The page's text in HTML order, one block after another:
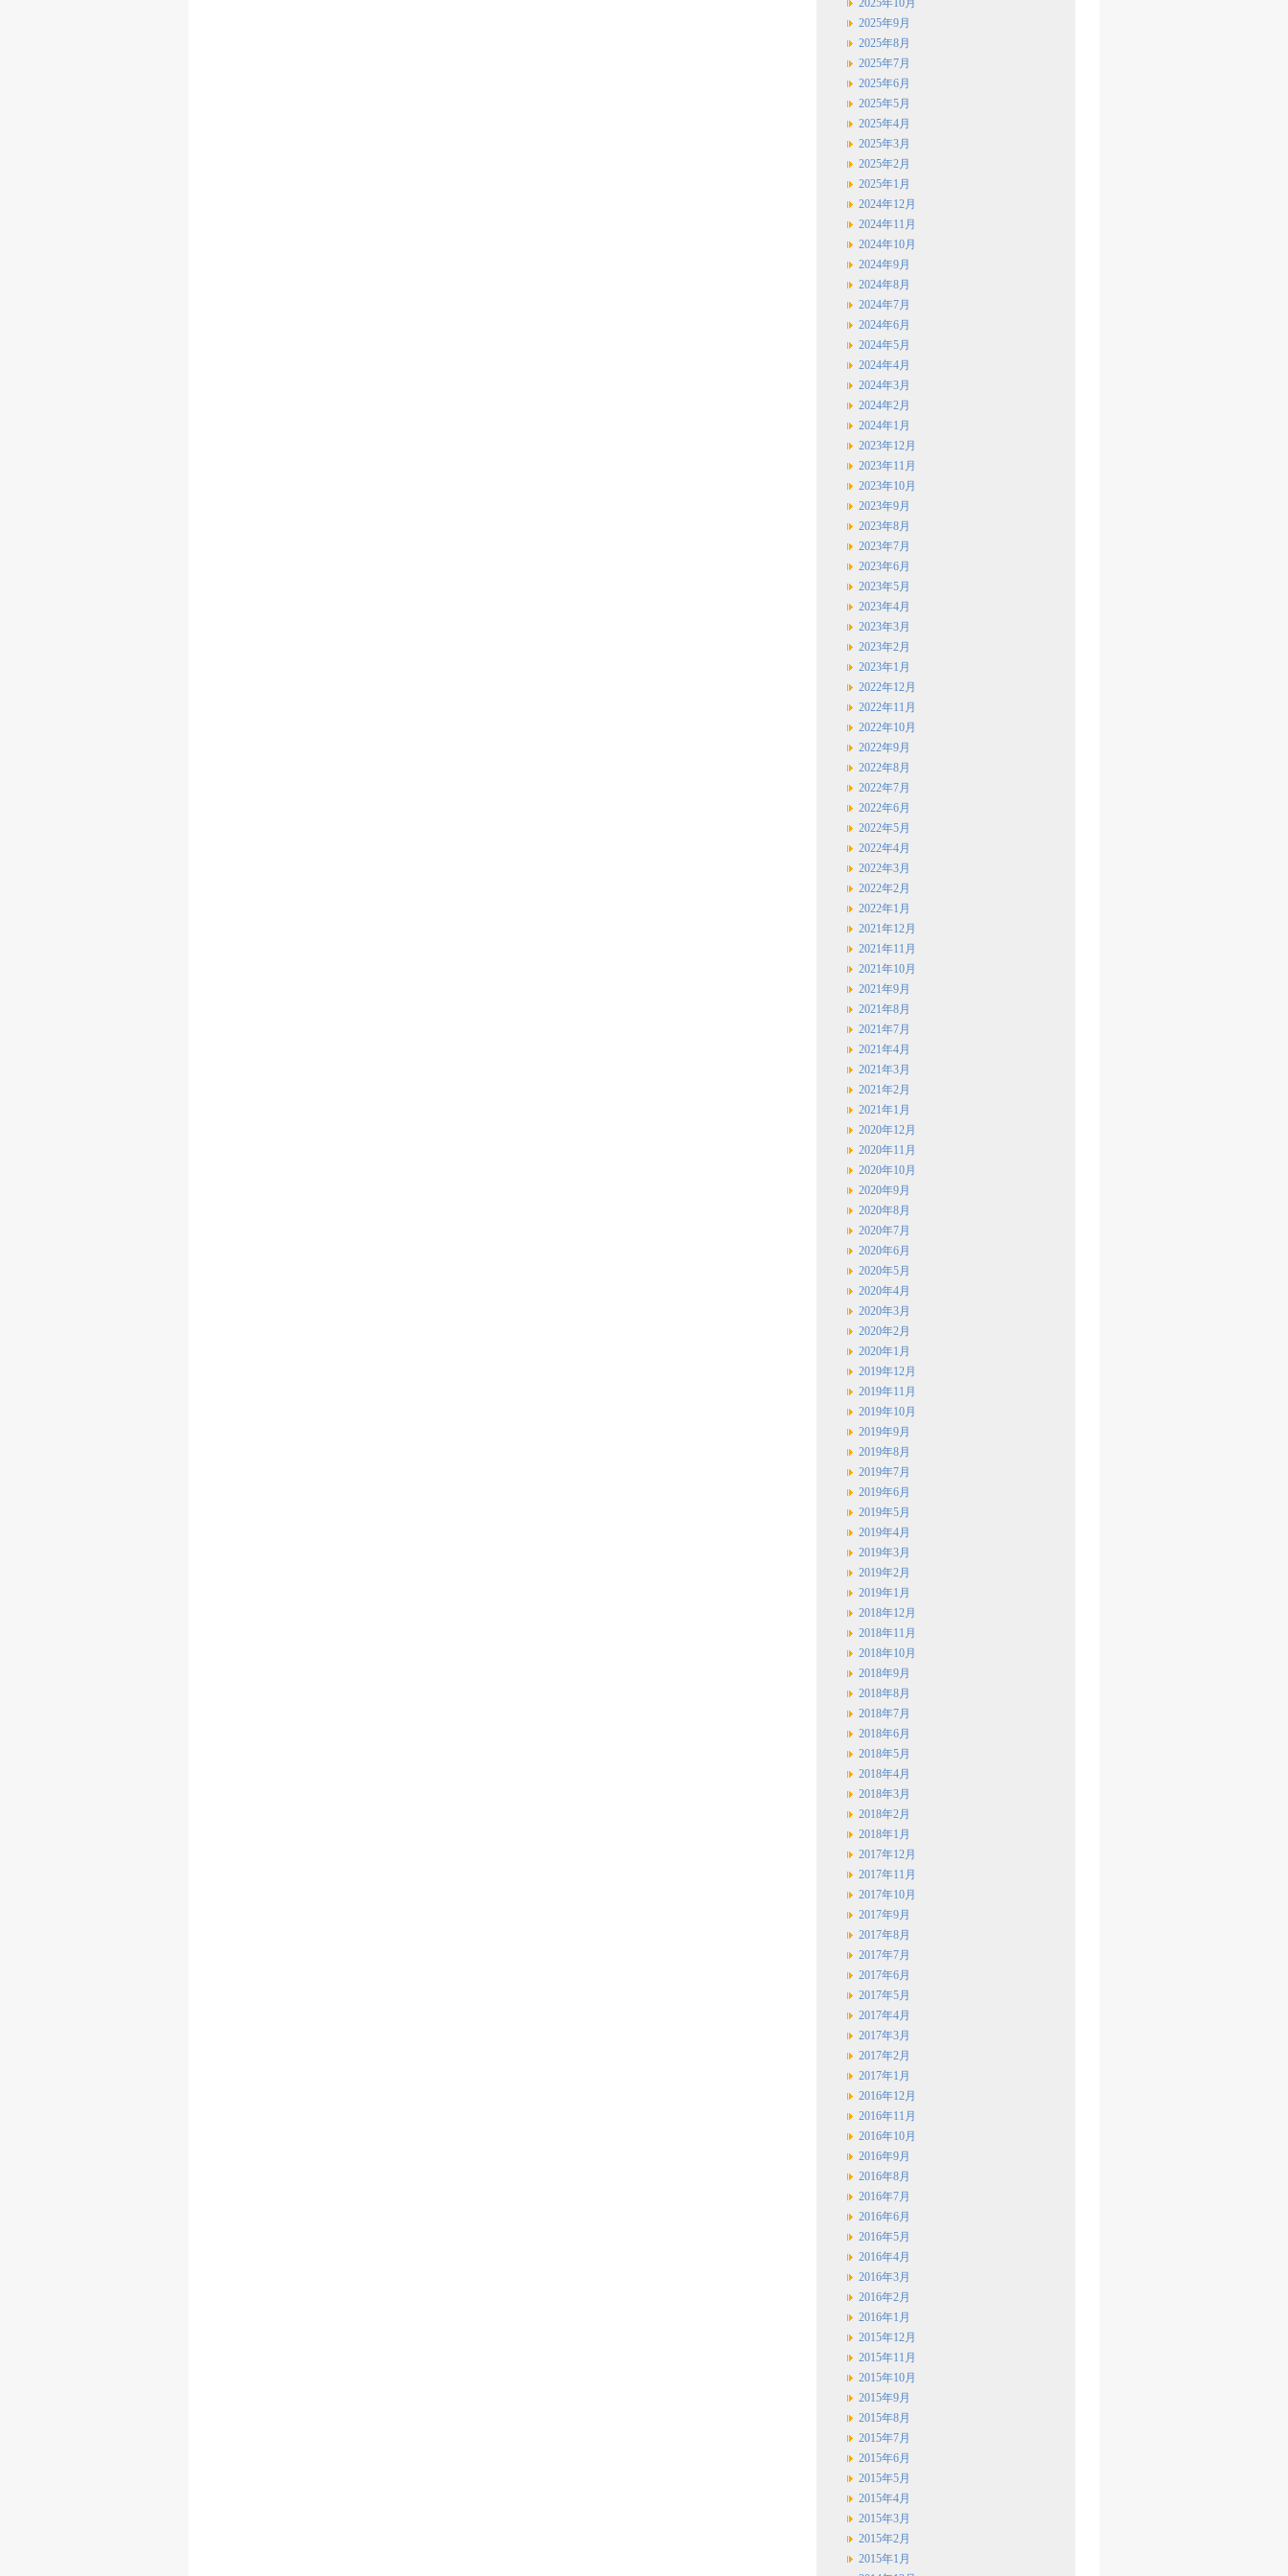
2025年10月
2025年9月
2025年8月
2025年7月
2025年6月
2025年5月
2025年4月
2025年3月
2025年2月
2025年1月
2024年12月
2024年11月
2024年10月
2024年9月
2024年8月
2024年7月
2024年6月
2024年5月
2024年4月
2024年3月
2024年2月
2024年1月
2023年12月
2023年11月
2023年10月
2023年9月
2023年8月
2023年7月
2023年6月
2023年5月
2023年4月
2023年3月
2023年2月
2023年1月
2022年12月
2022年11月
2022年10月
2022年9月
2022年8月
2022年7月
2022年6月
2022年5月
2022年4月
2022年3月
2022年2月
2022年1月
2021年12月
2021年11月
2021年10月
2021年9月
2021年8月
2021年7月
2021年4月
2021年3月
2021年2月
2021年1月
2020年12月
2020年11月
2020年10月
2020年9月
2020年8月
2020年7月
2020年6月
2020年5月
2020年4月
2020年3月
2020年2月
2020年1月
2019年12月
2019年11月
2019年10月
2019年9月
2019年8月
2019年7月
2019年6月
2019年5月
2019年4月
2019年3月
2019年2月
2019年1月
2018年12月
2018年11月
2018年10月
2018年9月
2018年8月
2018年7月
2018年6月
2018年5月
2018年4月
2018年3月
2018年2月
2018年1月
2017年12月
2017年11月
2017年10月
2017年9月
2017年8月
2017年7月
2017年6月
2017年5月
2017年4月
2017年3月
2017年2月
2017年1月
2016年12月
2016年11月
2016年10月
2016年9月
2016年8月
2016年7月
2016年6月
2016年5月
2016年4月
2016年3月
2016年2月
2016年1月
2015年12月
2015年11月
2015年10月
2015年9月
2015年8月
2015年7月
2015年6月
2015年5月
2015年4月
2015年3月
2015年2月
2015年1月